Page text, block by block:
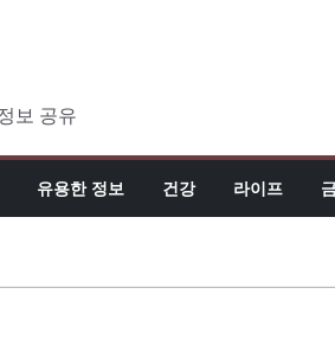
보 공유
유용한 정보 건강 라이프